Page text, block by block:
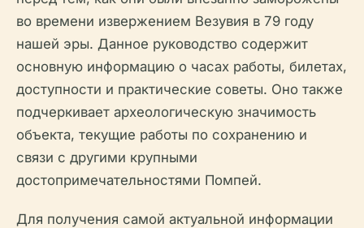
во времени извержением Везувия в 79 году
нашей эры. Данное руководство содержит
основную информацию о часах работы, билетах,
доступности и практические советы. Оно также
подчеркивает археологическую значимость
объекта, текущие работы по сохранению и
связи с другими крупными
достопримечательностями Помпей.
Для получения самой актуальной информации